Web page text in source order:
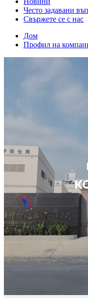
Често задавани
Свържете се с нас
Дом
Профил на